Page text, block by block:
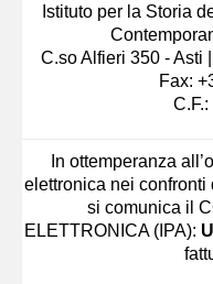
Istituto per la Storia
C.so Alfieri 350 - Asti
Fax:
In ottemperanza
elettronica nei
si comunica il
ELETTRONICA (IPA):